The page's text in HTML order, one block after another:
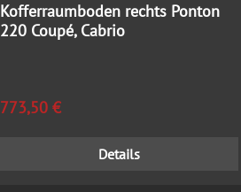
Kofferraumboden rechts Ponton
220 Coupé, Cabrio
Regulärer Preis:
773,50 €
Details